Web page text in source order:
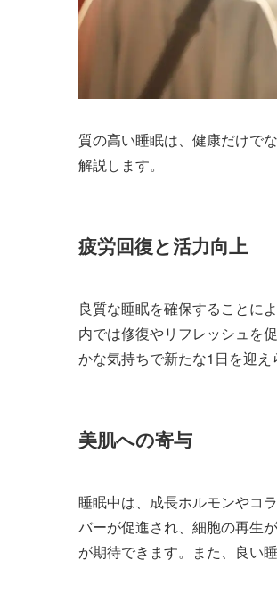
質の高い睡眠は、健康だけで
解説します。
疲労回復と活力向上
良質な睡眠を確保することに
内では修復やリフレッシュを
かな気持ちで新たな1日を迎え
美肌への寄与
睡眠中は、成長ホルモンやコ
バーが促進され、細胞の再生
が期待できます。また、良い